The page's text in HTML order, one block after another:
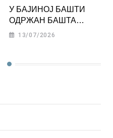
У БАЈИНОЈ БАШТИ
ОДРЖАН БАШТА
ФЕСТ 2026
13/07/2026